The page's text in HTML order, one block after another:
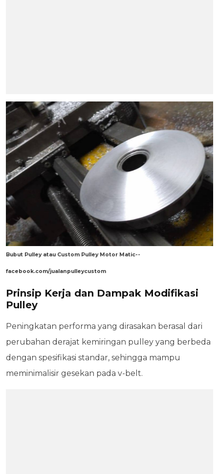
Bubut Pulley atau Custom Pulley Motor Matic--
facebook.com/jualanpulleycustom
Prinsip Kerja dan Dampak Modifikasi
Pulley
Peningkatan performa yang dirasakan berasal dari
perubahan derajat kemiringan pulley yang berbeda
dengan spesifikasi standar, sehingga mampu
meminimalisir gesekan pada v-belt.